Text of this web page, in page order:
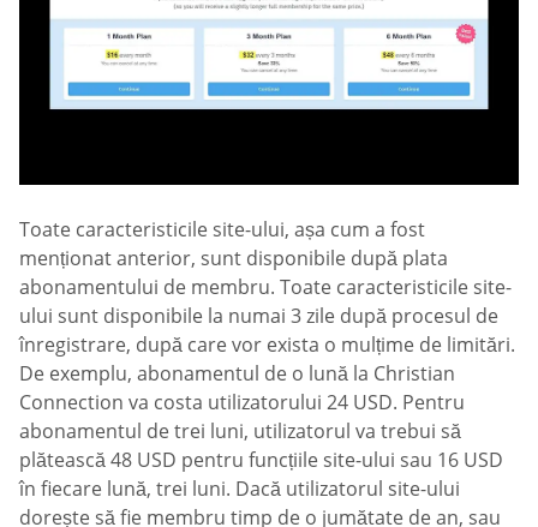
Toate caracteristicile site-ului, așa cum a fost
menționat anterior, sunt disponibile după plata
abonamentului de membru. Toate caracteristicile site-
ului sunt disponibile la numai 3 zile după procesul de
înregistrare, după care vor exista o mulțime de limitări.
De exemplu, abonamentul de o lună la Christian
Connection va costa utilizatorului 24 USD. Pentru
abonamentul de trei luni, utilizatorul va trebui să
plătească 48 USD pentru funcțiile site-ului sau 16 USD
în fiecare lună, trei luni. Dacă utilizatorul site-ului
dorește să fie membru timp de o jumătate de an, sau